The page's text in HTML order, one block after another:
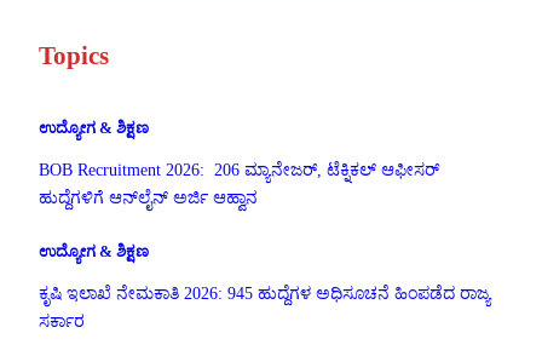
Topics
ಉದ್ಯೋಗ & ಶಿಕ್ಷಣ
BOB Recruitment 2026: 206 ಮ್ಯಾನೇಜರ್, ಟೆಕ್ನಿಕಲ್ ಆಫೀಸರ್
ಹುದ್ದೆಗಳಿಗೆ ಆನ್‌ಲೈನ್ ಅರ್ಜಿ ಆಹ್ವಾನ
ಉದ್ಯೋಗ & ಶಿಕ್ಷಣ
ಕೃಷಿ ಇಲಾಖೆ ನೇಮಕಾತಿ 2026: 945 ಹುದ್ದೆಗಳ ಅಧಿಸೂಚನೆ ಹಿಂಪಡೆದ ರಾಜ್ಯ
ಸರ್ಕಾರ